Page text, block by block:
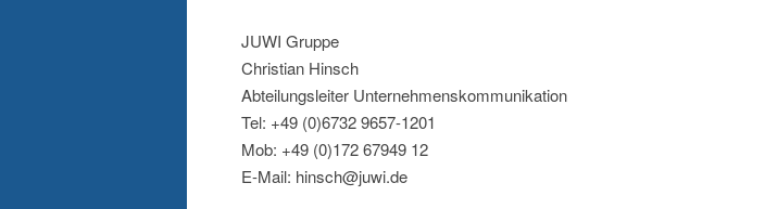
JUWI Gruppe
Christian Hinsch
Abteilungsleiter Unternehmenskommunikation
Tel: +49 (0)6732 9657-1201
Mob: +49 (0)172 67949 12
E-Mail: hinsch@juwi.de